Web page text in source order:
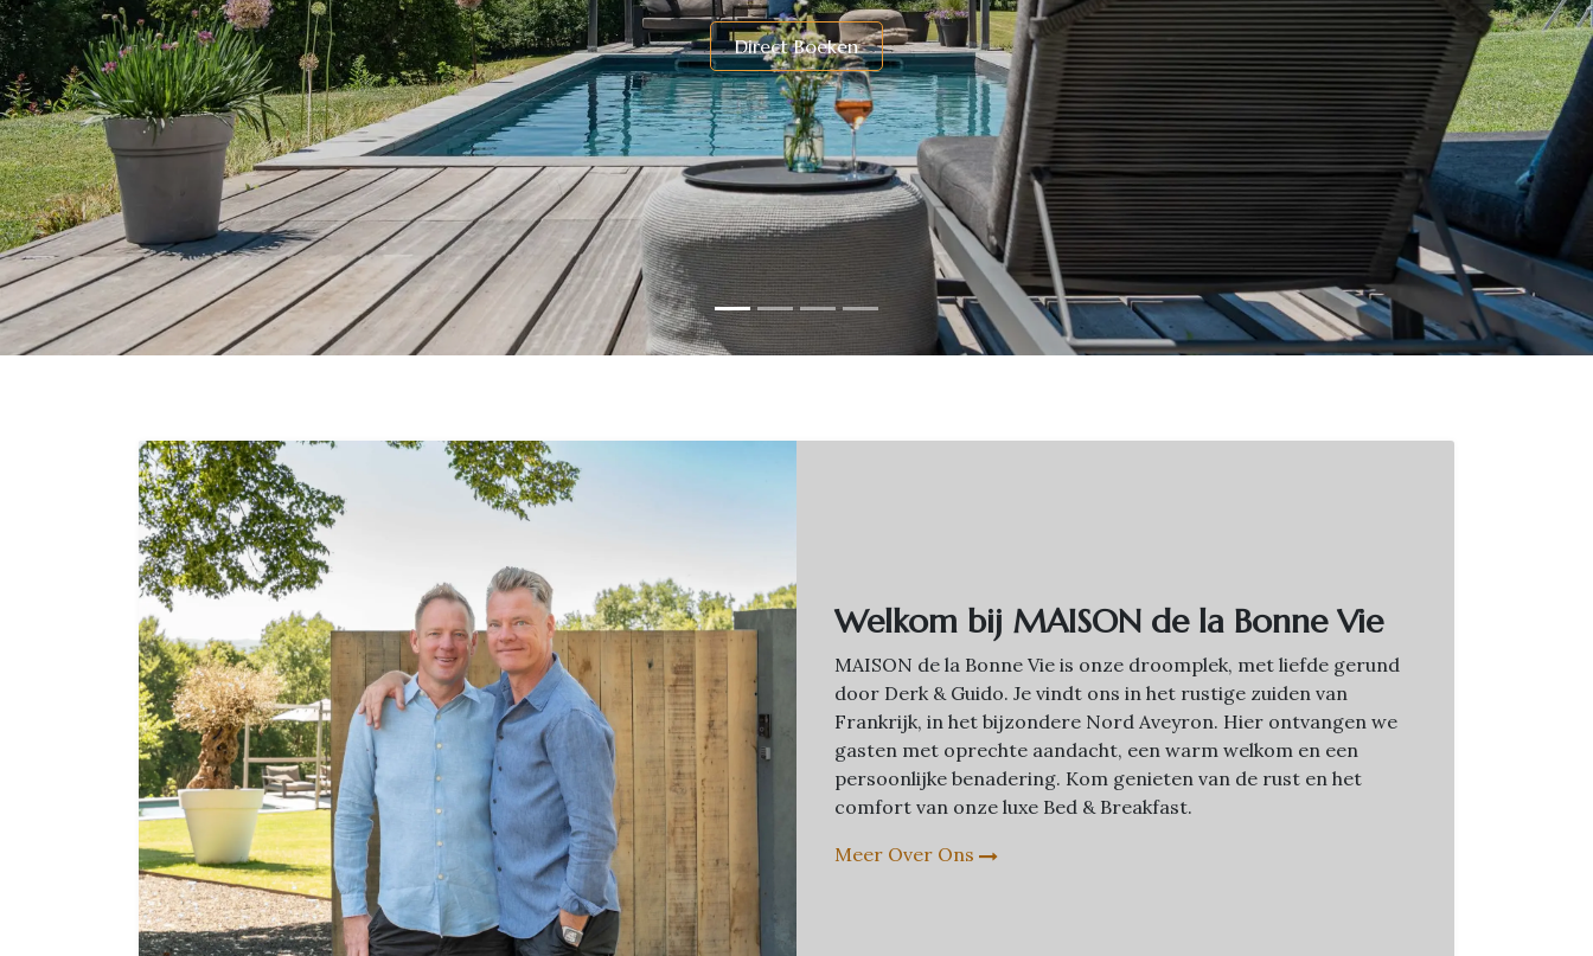
​Direc​t Boeken
Welkom bij MAISON de la Bonne Vie
MAISON de la Bonne Vie is onze droomplek, met liefde gerund
door Derk & Guido. Je vindt ons in het rustige zuiden van
Frankrijk, in het bijzondere Nord Aveyron. Hier ontvangen we
gasten met oprechte aandacht, een warm welkom en een
persoonlijke benadering. Kom genieten van de rust en het
comfort van onze luxe Bed & Breakfast.
Meer Over Ons